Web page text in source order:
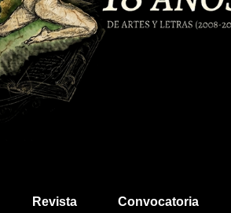
Revista Convocatoria